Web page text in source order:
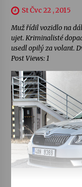
St Čvc 22 , 2015
Muž řídil vozidlo na
ujet. Kriminalisté
usedl opilý za volant.
Post Views: 1